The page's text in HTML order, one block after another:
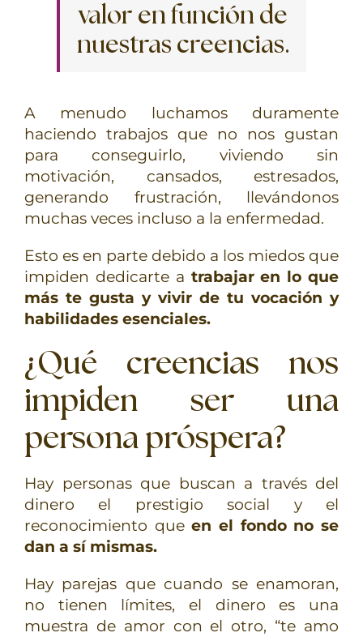
valor en función de
nuestras creencias.
A menudo luchamos duramente
haciendo trabajos que no nos gustan
para conseguirlo, viviendo sin
motivación, cansados, estresados,
generando frustración, llevándonos
muchas veces incluso a la enfermedad.
Esto es en parte debido a los miedos que
impiden dedicarte a trabajar en lo que
más te gusta y vivir de tu vocación y
habilidades esenciales.
¿Qué creencias nos
impiden ser una
persona próspera?
Hay personas que buscan a través del
dinero el prestigio social y el
reconocimiento queen el fondo no se
dan a sí mismas.
Hay parejas que cuando se enamoran,
no tienen límites, el dinero es una
muestra de amor con el otro, “te amo